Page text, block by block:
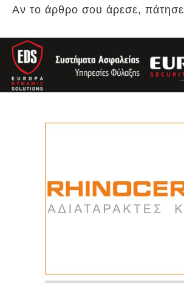
Αν το άρθρο σου άρεσε, πάτησε